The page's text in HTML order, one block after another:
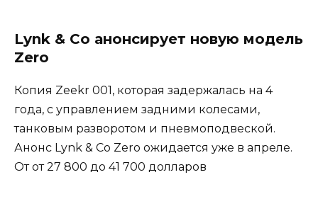
Lynk & Co анонсирует новую модель
Zero
Копия Zeekr 001, которая задержалась на 4
года, с управлением задними колесами,
танковым разворотом и пневмоподвеской.
Анонс Lynk & Co Zero ожидается уже в апреле.
От от 27 800 до 41 700 долларов